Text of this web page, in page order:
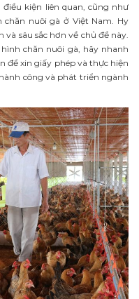
kiện liên quan, cũng như
nuôi gà ở Việt Nam. Hy
sâu sắc hơn về chủ đề này.
chăn nuôi gà, hãy nhanh
để xin giấy phép và thực hiện
công và phát triển ngành